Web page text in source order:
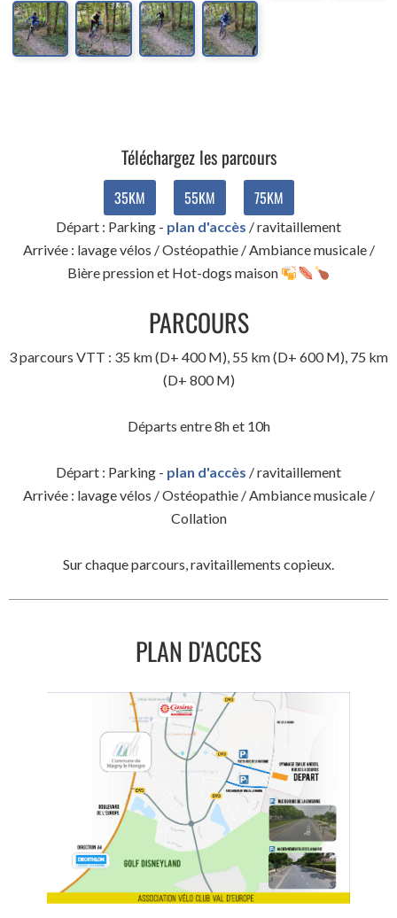
Téléchargez les parcours
Départ : Parking - plan d'accès / ravitaillement
Arrivée : lavage vélos / Ostéopathie / Ambiance musicale /
Bière pression et Hot-dogs maison
PARCOURS
3 parcours VTT : 35 km (D+ 400 M), 55 km (D+ 600 M), 75 km
(D+ 800 M)
Départs entre 8h et 10h
Départ : Parking - plan d'accès / ravitaillement
Arrivée : lavage vélos / Ostéopathie / Ambiance musicale /
Collation
Sur chaque parcours, ravitaillements copieux.
PLAN D'ACCES